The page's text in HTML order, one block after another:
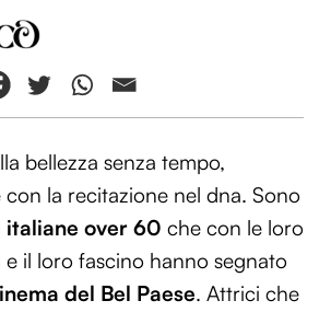
bellezza senza tempo,
la recitazione nel dna. Sono
over 60 che con le loro
il loro fascino hanno segnato
del Bel Paese. Attrici che